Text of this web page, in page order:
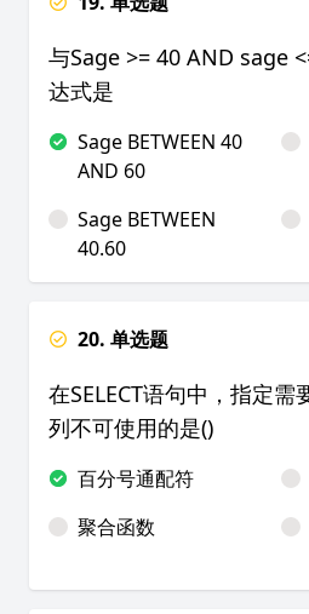
与Sage >= 40 AND sage
达式是
Sage BETWEEN 40
AND 60
Sage BETWEEN
40.60
20. 单选题
在SELECT语句中，指定
列不可使用的是()
百分号通配符
聚合函数